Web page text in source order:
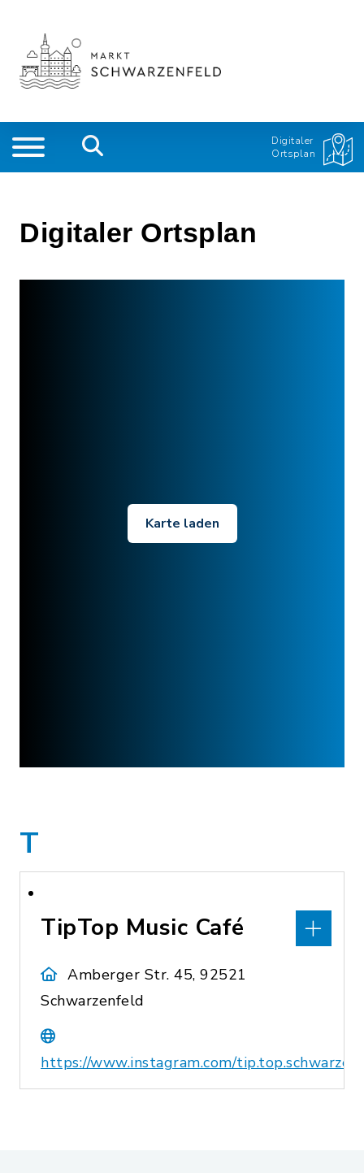
Digitaler
Ortsplan
Digitaler Ortsplan
Karte laden
T
TipTop Music Café
Amberger Str. 45, 92521
Schwarzenfeld
https://www.instagram.com/